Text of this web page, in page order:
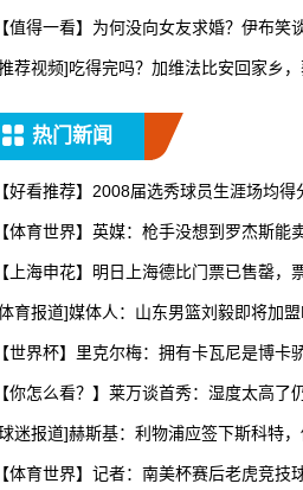
【值得一看】为何没向女友求婚？伊布笑
荐视频]吃得完吗？加维法比安回家乡，
热门新闻
【好看推荐】2008届选秀球员生涯场均得
【体育世界】英媒：枪手没想到罗杰斯能
【上海申花】明日上海德比门票已售罄，
育报道]媒体人：山东男篮刘毅即将加盟
【世界杯】里克尔梅：拥有卡瓦尼是博卡
【你怎么看？】莱万谈首秀：湿度太高了
迷报道]赫斯基：利物浦应签下斯科特，
【体育世界】记者：南美杯赛后老虎竞技